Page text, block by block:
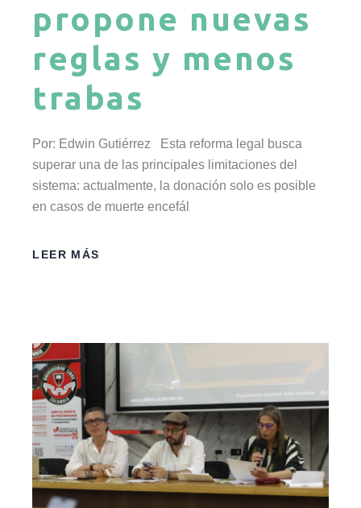
propone nuevas
reglas y menos
trabas
Por: Edwin Gutiérrez Esta reforma legal busca
superar una de las principales limitaciones del
sistema: actualmente, la donación solo es posible
en casos de muerte encefál
LEER MÁS